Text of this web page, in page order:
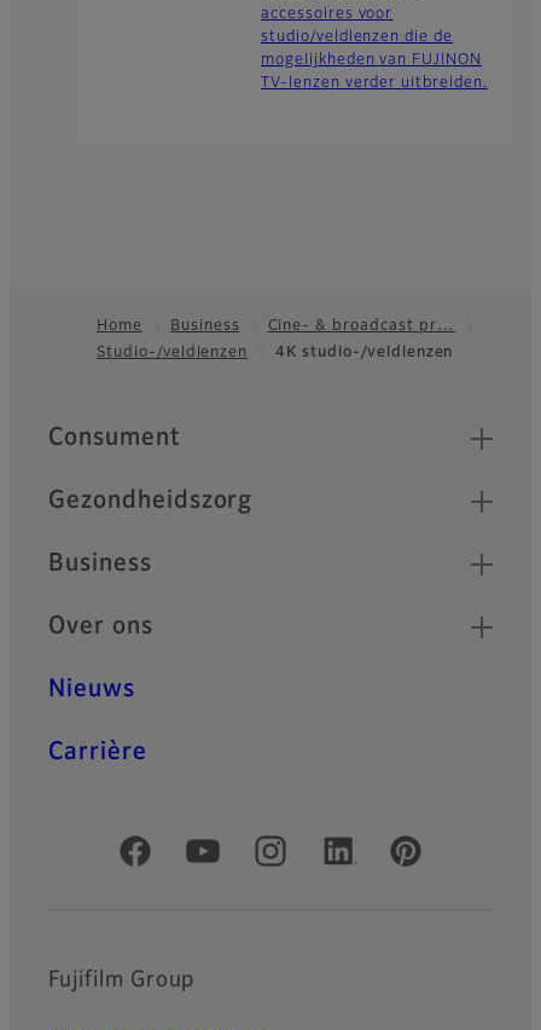
accessoires voor
studio/veldlenzen die de
mogelijkheden van FUJINON
TV-lenzen verder uitbreiden.
Footer
Home Business
Cine- & broadcast pr…
Studio-/veldlenzen
4K studio-/veldlenzen
Quick Links
Consument
Gezondheidszorg
Business
Over ons
Nieuws
Carrière
Officiële sociale media
Fujifilm Group